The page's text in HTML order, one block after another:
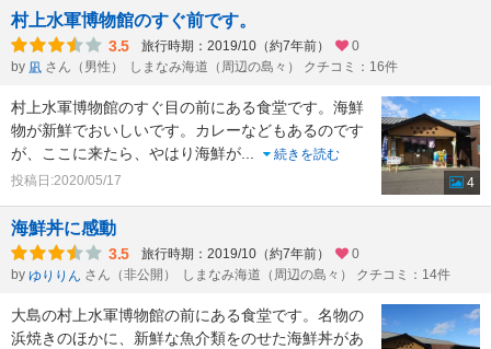
村上水軍博物館のすぐ前です。
3.5 旅行時期：2019/10（約7年前）
0
by 凪 さん（男性） しまなみ海道（周辺の島々） クチコミ：16件
村上水軍博物館のすぐ目の前にある食堂です。海鮮
物が新鮮でおいしいです。カレーなどもあるのです
が、ここに来たら、やはり海鮮が
続きを読む
投稿日:2020/05/17
4
海鮮丼に感動
3.5 旅行時期：2019/10（約7年前）
0
by ゆりりん さん（非公開） しまなみ海道（周辺の島々） クチコミ：14件
大島の村上水軍博物館の前にある食堂です。名物の
浜焼きのほかに、新鮮な魚介類をのせた海鮮丼があ